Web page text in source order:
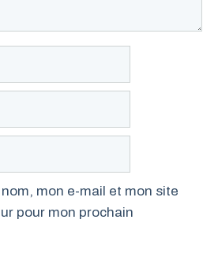
mon e-mail et mon site
pour mon prochain